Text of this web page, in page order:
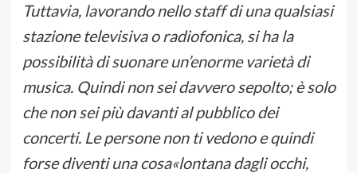
Tuttavia, lavorando nello staff di una qualsiasi
stazione televisiva o radiofonica, si ha la
possibilità di suonare un’enorme varietà di
musica. Quindi non sei davvero sepolto; è solo
che non sei più davanti al pubblico dei
concerti. Le persone non ti vedono e quindi
forse diventi una cosa«lontana dagli occhi,